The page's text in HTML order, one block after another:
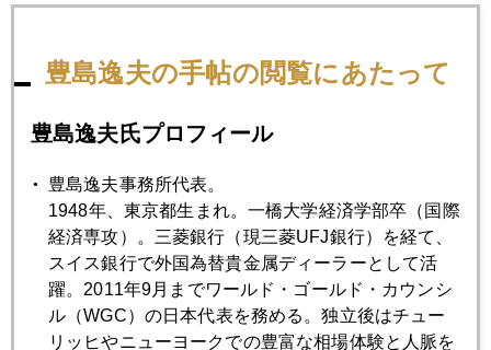
見える。
引用終わり
奇しくも、当時の財務相が、今は、自民党総裁になった。さ
て、民主党政権は日本の金保有問題になんらかの変化をもた
らすのか。欧米金市場筋は、「お喋り好きな77歳のベテラ
ン」が、この問題についてもし外電などにコメントを求めら
れたとき、どのように答えるか注目している。
2009年
豊島逸夫の手帖の閲覧にあたって
豊島逸夫氏プロフィール
豊島逸夫事務所代表。
1948年、東京都生まれ。一橋大学経済学部卒（国際
経済専攻）。三菱銀行（現三菱UFJ銀行）を経て、
スイス銀行で外国為替貴金属ディーラーとして活
躍。2011年9月までワールド・ゴールド・カウンシ
ル（WGC）の日本代表を務める。独立後はチュー
リッヒやニューヨークでの豊富な相場体験と人脈を